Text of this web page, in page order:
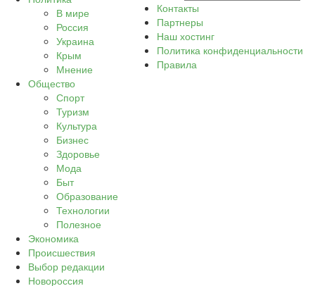
В мире
Россия
Украина
Крым
Мнение
Общество
Спорт
Туризм
Культура
Бизнес
Здоровье
Мода
Быт
Образование
Технологии
Полезное
Экономика
Происшествия
Выбор редакции
Новороссия
Контакты
Партнеры
Наш хостинг
Политика конфиденциальности
Правила